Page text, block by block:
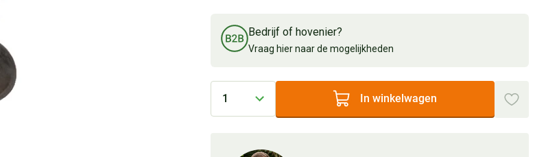
Bedrijf of hovenier?
Vraag hier naar de mogelijkheden
In winkelwagen